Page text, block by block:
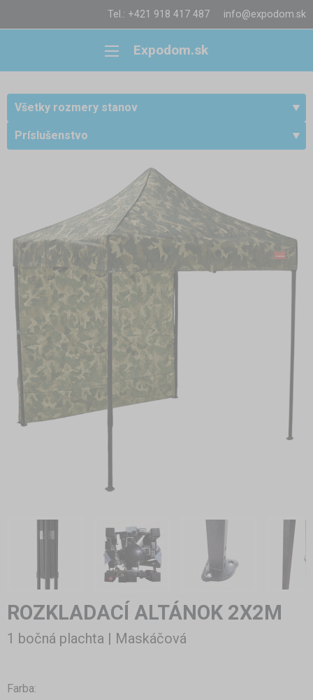
Tel.: +421 918 417 487 info@expodom.sk
Expodom.sk
Všetky rozmery stanov
Príslušenstvo
ROZKLADACÍ ALTÁNOK 2X2M
1 bočná plachta | Maskáčová
Farba: